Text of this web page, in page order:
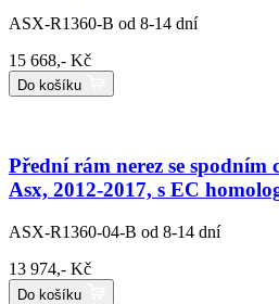
ASX-R1360-B od 8-14 dní
15 668,- Kč
Do košíku
Přední rám nerez se spodním
Asx, 2012-2017, s EC
ASX-R1360-04-B od 8-14 dní
13 974,- Kč
Do košíku